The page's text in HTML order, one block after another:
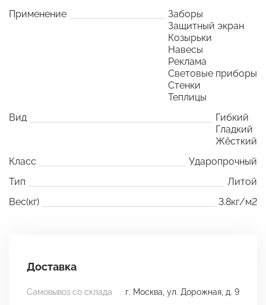
Применение
Заборы
Защитный экран
Козырьки
Навесы
Реклама
Световые приборы
Стенки
Теплицы
Вид
Гибкий
Гладкий
Жёсткий
Класс
Ударопрочный
Тип
Литой
Вес(кг)
3.8кг/м2
Доставка
Самовывоз со склада
г. Москва, ул. Дорожная, д. 9